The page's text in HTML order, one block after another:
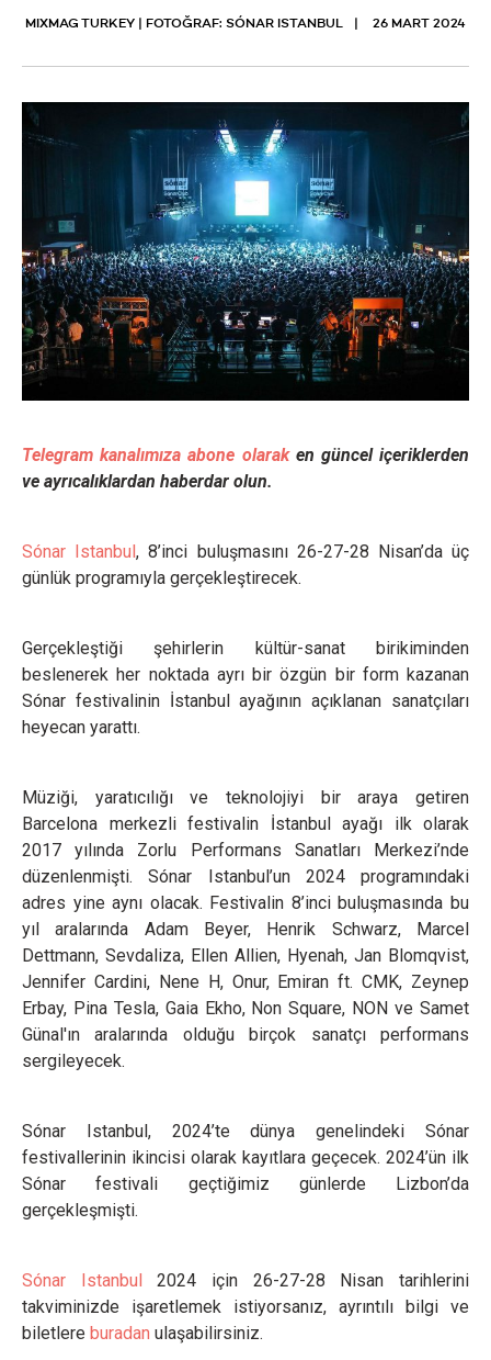
MIXMAG TURKEY | FOTOĞRAF: SÓNAR ISTANBUL 26 MART 2024
Telegram kanalımıza abone olaraken güncel içeriklerden
ve ayrıcalıklardan haberdar olun.
Sónar Istanbul, 8’inci buluşmasını 26-27-28 Nisan’da üç
günlük programıyla gerçekleştirecek.
Gerçekleştiği şehirlerin kültür-sanat birikiminden
beslenerek her noktada ayrı bir özgün bir form kazanan
Sónar festivalinin İstanbul ayağının açıklanan sanatçıları
heyecan yarattı.
Müziği, yaratıcılığı ve teknolojiyi bir araya getiren
Barcelona merkezli festivalin İstanbul ayağı ilk olarak
2017 yılında Zorlu Performans Sanatları Merkezi’nde
düzenlenmişti. Sónar Istanbul’un 2024 programındaki
adres yine aynı olacak. Festivalin 8’inci buluşmasında bu
yıl aralarında Adam Beyer, Henrik Schwarz, Marcel
Dettmann, Sevdaliza, Ellen Allien, Hyenah, Jan Blomqvist,
Jennifer Cardini, Nene H, Onur, Emiran ft. CMK, Zeynep
Erbay, Pina Tesla, Gaia Ekho, Non Square, NON ve Samet
Günal'ın aralarında olduğu birçok sanatçı performans
sergileyecek.
Sónar Istanbul, 2024’te dünya genelindeki Sónar
festivallerinin ikincisi olarak kayıtlara geçecek. 2024’ün ilk
Sónar festivali geçtiğimiz günlerde Lizbon’da
gerçekleşmişti.
Sónar Istanbul 2024 için 26-27-28 Nisan tarihlerini
takviminizde işaretlemek istiyorsanız, ayrıntılı bilgi ve
biletlere buradan ulaşabilirsiniz.